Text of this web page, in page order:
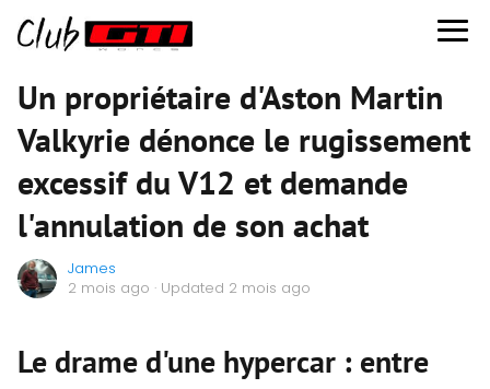
Un propriétaire d'Aston Martin
Valkyrie dénonce le rugissement
excessif du V12 et demande
l'annulation de son achat
James
2 mois ago · Updated 2 mois ago
Le drame d'une hypercar : entre